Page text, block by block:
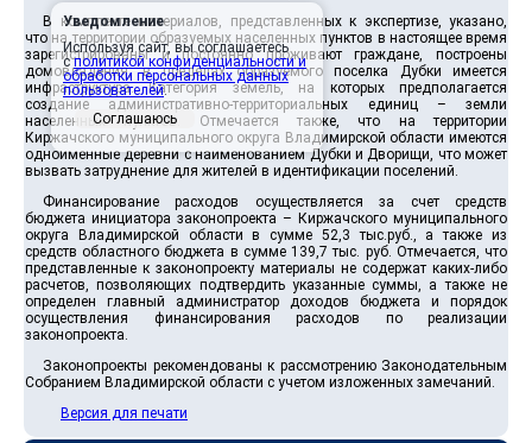
В комплекте материалов, представленных к экспертизе, указано,
что на территории образуемых населенных пунктов в настоящее время
зарегистрированы и постоянно проживают граждане, построены
домовладения, в пределах образуемого поселка Дубки имеется
инфраструктура. Категория земель, на которых предполагается
создание административно-территориальных единиц – земли
населенных пунктов. Отмечается также, что на территории
Киржачского муниципального округа Владимирской области имеются
одноименные деревни с наименованием Дубки и Дворищи, что может
вызвать затруднение для жителей в идентификации поселений.
Финансирование расходов осуществляется за счет средств
бюджета инициатора законопроекта – Киржачского муниципального
округа Владимирской области в сумме 52,3 тыс.руб., а также из
средств областного бюджета в сумме 139,7 тыс. руб. Отмечается, что
представленные к законопроекту материалы не содержат каких-либо
расчетов, позволяющих подтвердить указанные суммы, а также не
определен главный администратор доходов бюджета и порядок
осуществления финансирования расходов по реализации
законопроекта.
Законопроекты рекомендованы к рассмотрению Законодательным
Собранием Владимирской области с учетом изложенных замечаний.
Версия для печати
Уведомление
Используя сайт, вы соглашаетесь
сполитикой конфиденциальности и
обработки персональных данных
пользователей.
Соглашаюсь